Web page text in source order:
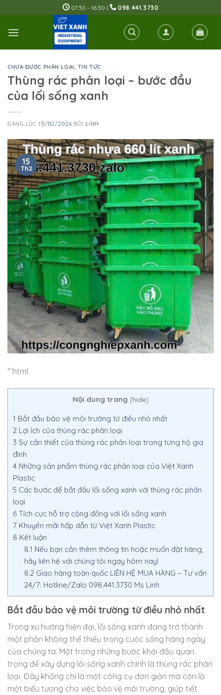
to
content
07:30 - 16:30 | 098.441.3730
CHƯA ĐƯỢC PHÂN LOẠI, TIN TỨC
Thùng rác phân loại – bước đầu
của lối sống xanh
ĐĂNG LÚC15/02/2026 BỞI LINH
15
Th2
“`html
Nội dung trang [hide]
1 Bắt đầu bảo vệ môi trường từ điều nhỏ nhất
2 Lợi ích của thùng rác phân loại
3 Sự cần thiết của thùng rác phân loại trong từng hộ gia
đình
4 Những sản phẩm thùng rác phân loại của Việt Xanh
Plastic
5 Các bước để bắt đầu lối sống xanh với thùng rác phân
loại
6 Tích cực hỗ trợ cộng đồng với lối sống xanh
7 Khuyến mãi hấp dẫn từ Việt Xanh Plastic
8 Kết luận
8.1 Nếu bạn cần thêm thông tin hoặc muốn đặt hàng,
hãy liên hệ với chúng tôi ngay hôm nay!
8.2Giao hàng toàn quốc LIÊN HỆ MUA HÀNG – Tư vấn
24/7: Hotline/Zalo 098.441.3730 Ms Linh
Bắt đầu bảo vệ môi trường từ điều nhỏ nhất
Trong xu hướng hiện đại, lối sống xanh đang trở thành
một phần không thể thiếu trong cuộc sống hàng ngày
của chúng ta. Một trong những bước khởi đầu quan
trọng để xây dựng lối sống xanh chính là thùng rác phân
loại. Đây không chỉ là một công cụ đơn giản mà còn là
một biểu tượng cho việc bảo vệ môi trường, giúp tiết